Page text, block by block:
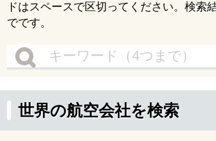
ドはスペースで区切ってください。検索
でです。
世界の航空会社を検索